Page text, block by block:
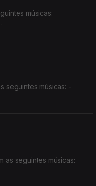
músicas:
seguintes músicas: -
as seguintes músicas: